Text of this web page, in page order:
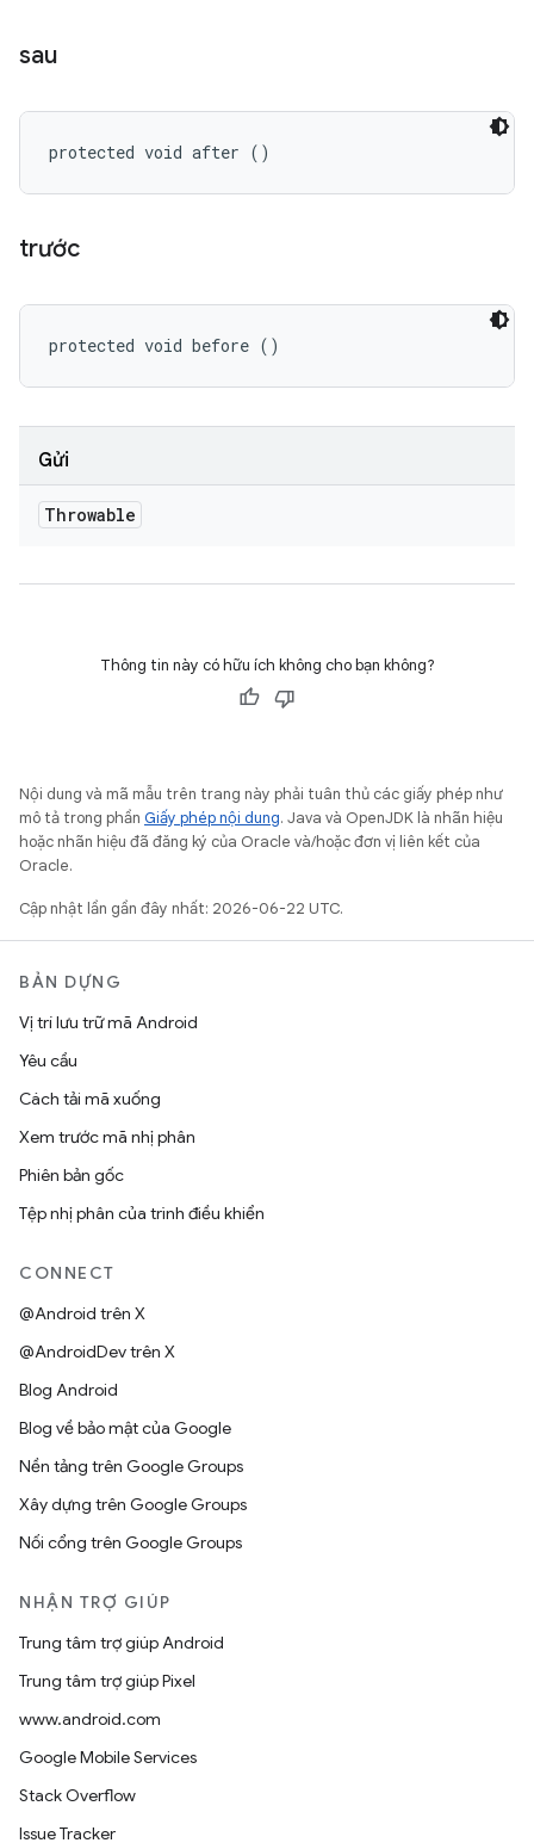
sau
protected void after ()
trước
protected void before ()
Gửi
Throwable
Thông tin này có hữu ích không cho bạn không?
Nội dung và mã mẫu trên trang này phải tuân thủ các giấy phép như
mô tả trong phần Giấy phép nội dung. Java và OpenJDK là nhãn hiệu
hoặc nhãn hiệu đã đăng ký của Oracle và/hoặc đơn vị liên kết của
Oracle.
Cập nhật lần gần đây nhất: 2026-06-22 UTC.
BẢN DỰNG
Vị trí lưu trữ mã Android
Yêu cầu
Cách tải mã xuống
Xem trước mã nhị phân
Phiên bản gốc
Tệp nhị phân của trình điều khiển
CONNECT
@Android trên X
@AndroidDev trên X
Blog Android
Blog về bảo mật của Google
Nền tảng trên Google Groups
Xây dựng trên Google Groups
Nối cổng trên Google Groups
NHẬN TRỢ GIÚP
Trung tâm trợ giúp Android
Trung tâm trợ giúp Pixel
www.android.com
Google Mobile Services
Stack Overflow
Issue Tracker